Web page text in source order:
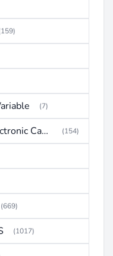
(7)
Caja Registradora (Electronic Cash Register) (154)
(669)
(1017)